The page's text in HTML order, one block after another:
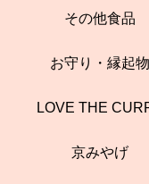
その他食品
お守り・縁起物
LOVE THE
京みやげ